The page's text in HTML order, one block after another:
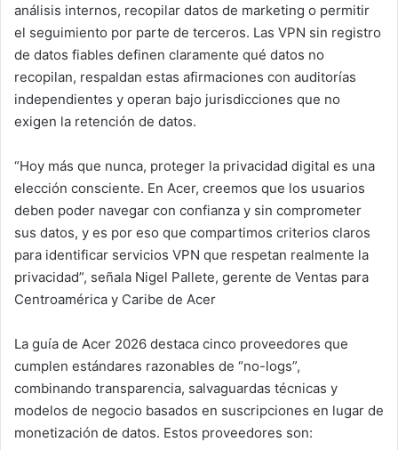
análisis internos, recopilar datos de marketing o permitir
el seguimiento por parte de terceros. Las VPN sin registro
de datos fiables definen claramente qué datos no
recopilan, respaldan estas afirmaciones con auditorías
independientes y operan bajo jurisdicciones que no
exigen la retención de datos.
“Hoy más que nunca, proteger la privacidad digital es una
elección consciente. En Acer, creemos que los usuarios
deben poder navegar con confianza y sin comprometer
sus datos, y es por eso que compartimos criterios claros
para identificar servicios VPN que respetan realmente la
privacidad”, señala Nigel Pallete, gerente de Ventas para
Centroamérica y Caribe de Acer
La guía de Acer 2026 destaca cinco proveedores que
cumplen estándares razonables de “no-logs”,
combinando transparencia, salvaguardas técnicas y
modelos de negocio basados en suscripciones en lugar de
monetización de datos. Estos proveedores son: